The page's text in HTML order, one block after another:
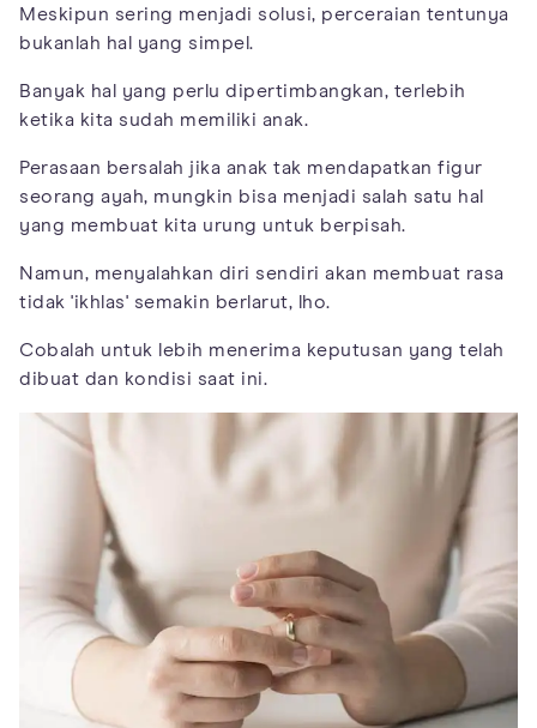
Meskipun sering menjadi solusi, perceraian tentunya
bukanlah hal yang simpel.
Banyak hal yang perlu dipertimbangkan, terlebih
ketika kita sudah memiliki anak.
Perasaan bersalah jika anak tak mendapatkan figur
seorang ayah, mungkin bisa menjadi salah satu hal
yang membuat kita urung untuk berpisah.
Namun, menyalahkan diri sendiri akan membuat rasa
tidak 'ikhlas' semakin berlarut, lho.
Cobalah untuk lebih menerima keputusan yang telah
dibuat dan kondisi saat ini.